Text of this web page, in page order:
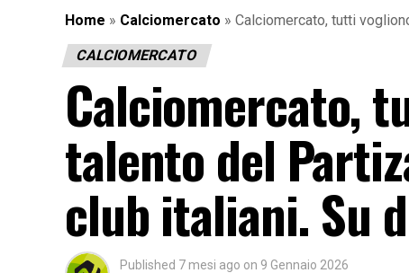
Home » Calciomercato » Calciomercato, tutti
CALCIOMERCATO
Calciomercato,
talento del
club italiani. Su
Published 7 mesi ago on 9 Gennaio 2026